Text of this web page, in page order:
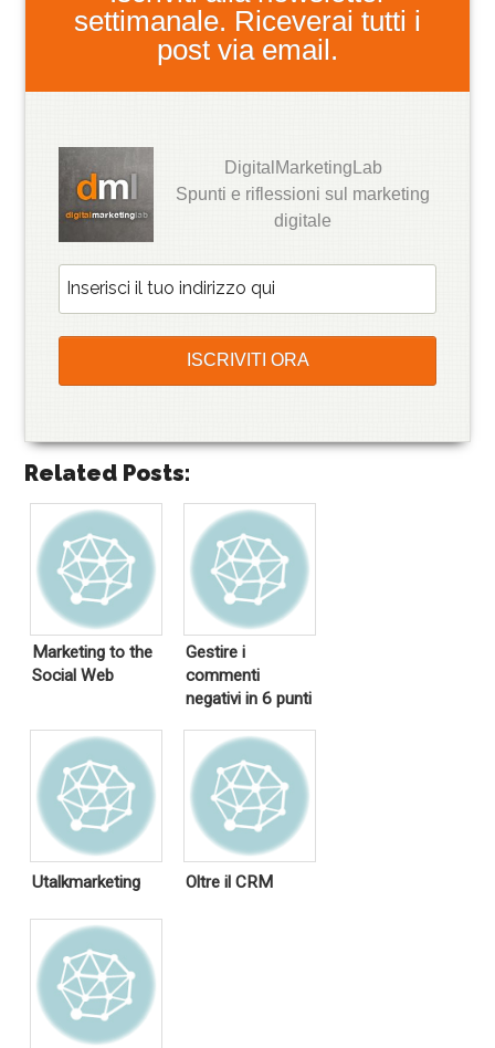
settimanale. Riceverai tutti i
post via email.
DigitalMarketingLab
Spunti e riflessioni sul marketing
digitale
Related Posts:
Marketing to the
Social Web
Gestire i
commenti
negativi in 6 punti
Utalkmarketing Oltre il CRM